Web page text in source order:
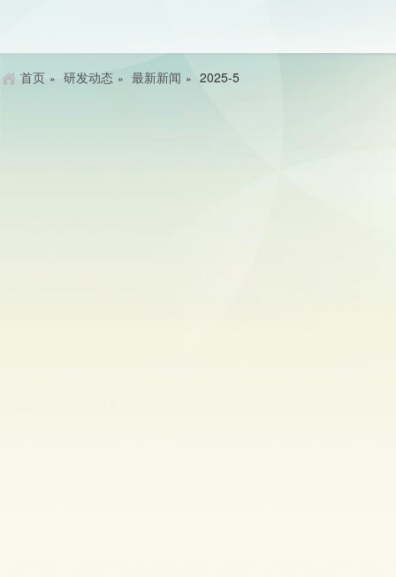
首页 » 研发动态 » 最新新闻 » 2025-5